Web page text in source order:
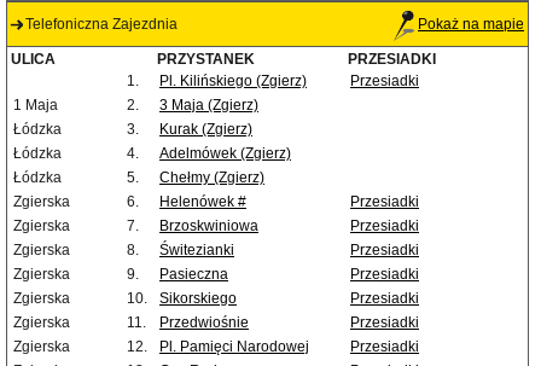
Telefoniczna Zajezdnia Pokaż na mapie
ULICA PRZYSTANEK
PRZESIADKI
1.
Pl. Kilińskiego (Zgierz)
Przesiadki
1 Maja
2.
3 Maja (Zgierz)
Łódzka
3.
Kurak (Zgierz)
Łódzka
4.
Adelmówek (Zgierz)
Łódzka
5.
Chełmy (Zgierz)
Zgierska
6. Helenówek #
Przesiadki
Zgierska
7. Brzoskwiniowa
Przesiadki
Zgierska
8. Świtezianki
Przesiadki
Zgierska
9. Pasieczna
Przesiadki
Zgierska
10. Sikorskiego
Przesiadki
Zgierska
11. Przedwiośnie
Przesiadki
Zgierska
12. Pl. Pamięci Narodowej
Przesiadki